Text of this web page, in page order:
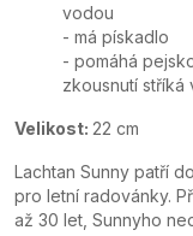
vodou
- má pískadlo
- pomáhá
zkousnutí stříká
Velikost: 22 cm
Lachtan Sunny patří
pro letní radovánky.
až 30 let, Sunnyho